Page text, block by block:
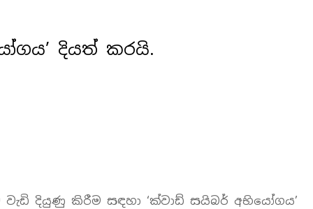
දියත් කරයි.
දියුණු කිරීම සඳහා ‘ක්වාඩ් සයිබර් අභියෝගය’